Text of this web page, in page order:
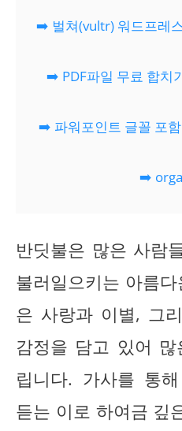
➡️ 벌쳐(vultr) 워드프레
➡️ PDF파일 무료 합치
➡️ 파워포인트 글꼴 포
➡️
반딧불은 많은 사람
불러일으키는 아름
은 사랑과 이별, 그
감정을 담고 있어
립니다. 가사를 통
듣는 이로 하여금 깊